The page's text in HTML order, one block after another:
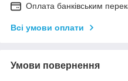
Оплата банківським
Всі умови оплати
Умови повернення